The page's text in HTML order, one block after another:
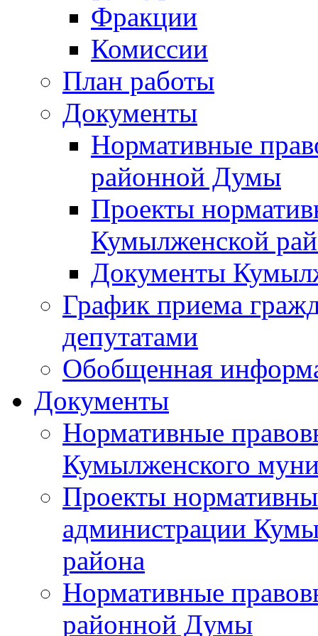
Фракции
Комиссии
План работы
Документы
Нормативные
районной Думы
Проекты
Кумылженской
Документы
График приема
депутатами
Обобщенная
Документы
Нормативные
Кумылженского
Проекты
администрации
района
Нормативные
районной Думы